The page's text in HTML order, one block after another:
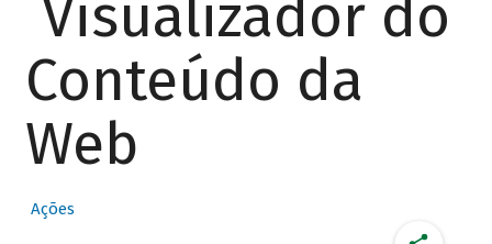
Visualizador do
Conteúdo da
Web
Ações